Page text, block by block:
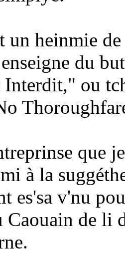
heinmie de
du
Interdit," ou
que
à la
es'sa v'nu
Caouain de li